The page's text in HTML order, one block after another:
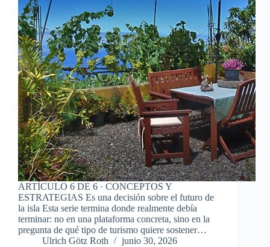
ARTÍCULO 6 DE 6 · CONCEPTOS Y
ESTRATEGIAS Es una decisión sobre el futuro de
la isla Esta serie termina donde realmente debía
terminar: no en una plataforma concreta, sino en la
pregunta de qué tipo de turismo quiere sostener…
Ulrich Götz Roth
junio 30, 2026